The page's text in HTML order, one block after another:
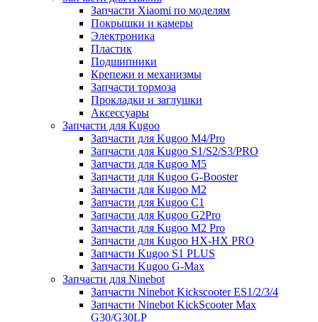
Запчасти Xiaomi по моделям
Покрышки и камеры
Электроника
Пластик
Подшипники
Крепежи и механизмы
Запчасти тормоза
Прокладки и заглушки
Аксессуары
Запчасти для Kugoo
Запчасти для Kugoo M4/Pro
Запчасти для Kugoo S1/S2/S3/PRO
Запчасти для Kugoo M5
Запчасти для Kugoo G-Booster
Запчасти для Kugoo M2
Запчасти для Kugoo C1
Запчасти для Kugoo G2Pro
Запчасти для Kugoo M2 Pro
Запчасти для Kugoo HX-HX PRO
Запчасти Kugoo S1 PLUS
Запчасти Kugoo G-Max
Запчасти для Ninebot
Запчасти Ninebot Kickscooter ES1/2/3/4
Запчасти Ninebot KickScooter Max
G30/G30LP